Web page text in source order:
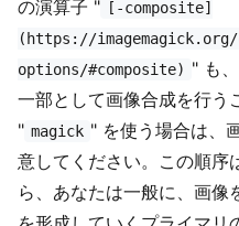
の演算子 "
[-composite]
(https://imagemagick.org/
options/#composite) " も
一部として画像合成を行う
" magick " を使う場合は、
意してください。この順序
ら、あなたは一般に、画像